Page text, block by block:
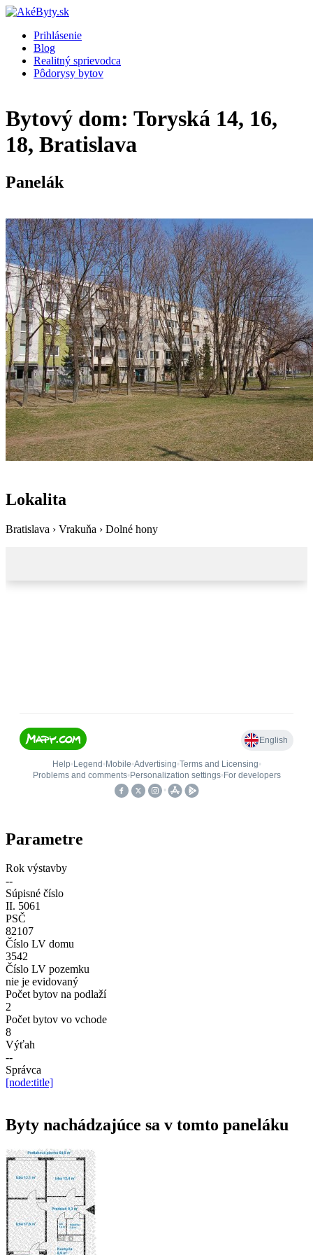
Prihlásenie
Blog
Realitný sprievodca
Pôdorysy bytov
Bytový dom: Toryská 14, 16,
18, Bratislava
Panelák
Lokalita
Bratislava › Vrakuňa › Dolné hony
Parametre
Rok výstavby
--
Súpisné číslo
II. 5061
PSČ
82107
Číslo LV domu
3542
Číslo LV pozemku
nie je evidovaný
Počet bytov na podlaží
2
Počet bytov vo vchode
8
Výťah
--
Správca
[node:title]
Byty nachádzajúce sa v tomto paneláku